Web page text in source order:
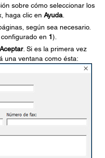
sobre cómo seleccionar los
haga clic en Ayuda
según sea necesario.
en 1).
Aceptar. Si es la primera vez
una ventana como ésta: